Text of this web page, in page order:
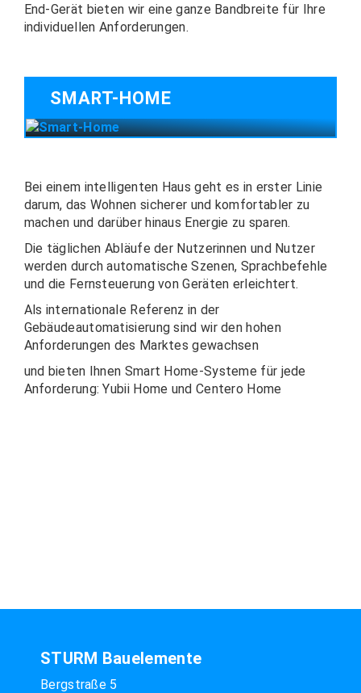
End-Gerät bieten wir eine ganze Bandbreite für Ihre
individuellen Anforderungen.
SMART-HOME
Bei einem intelligenten Haus geht es in erster Linie
darum, das Wohnen sicherer und komfortabler zu
machen und darüber hinaus Energie zu sparen.
Die täglichen Abläufe der Nutzerinnen und Nutzer
werden durch automatische Szenen, Sprachbefehle
und die Fernsteuerung von Geräten erleichtert.
Als internationale Referenz in der
Gebäudeautomatisierung sind wir den hohen
Anforderungen des Marktes gewachsen
und bieten Ihnen Smart Home-Systeme für jede
Anforderung: Yubii Home und Centero Home
STURM Bauelemente
Bergstraße 5